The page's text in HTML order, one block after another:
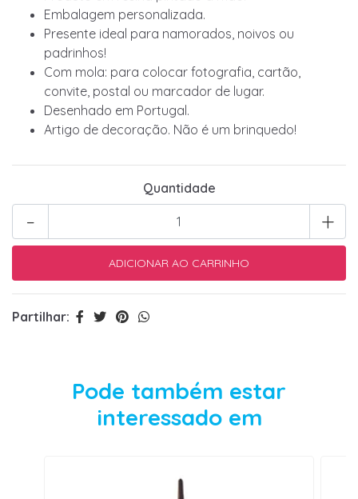
Embalagem personalizada.
Presente ideal para namorados, noivos ou
padrinhos!
Com mola: para colocar fotografia, cartão,
convite, postal ou marcador de lugar.
Desenhado em Portugal.
Artigo de decoração. Não é um brinquedo!
Quantidade
+
-
Partilhar:
Pode também estar
interessado em